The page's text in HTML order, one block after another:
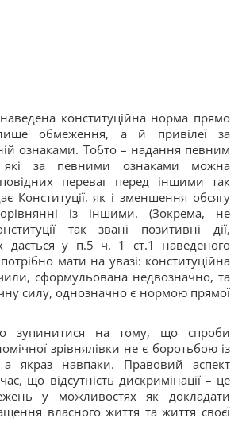
конституційна норма прямо
обмеження, а й привілеї за
ознаками. Тобто – надання певним
за певними ознаками можна
переваг перед іншими так
Конституції, як і зменшення обсягу
із іншими. (Зокрема, не
так звані позитивні дії,
дається у п.5 ч. 1 ст.1 наведеного
мати на увазі: конституційна
сформульована недвозначно, та
силу, однозначно є нормою прямої
зупинитися на тому, що спроби
зрівнялівки не є боротьбою із
а якраз навпаки. Правовий аспект
що відсутність дискримінації – це
у можливостях як докладати
власного життя та життя своєї